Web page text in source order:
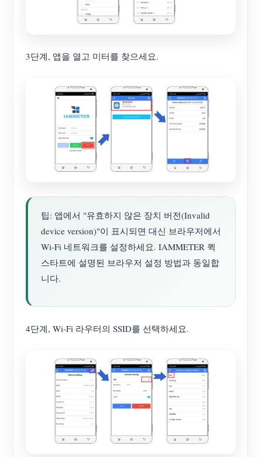
3단계, 앱을 열고 미터를 찾으세요.
팁: 앱에서 "유효하지 않은 장치 버전(Invalid
device version)"이 표시되면 대신 브라우저에서
Wi-Fi 네트워크를 설정하세요. IAMMETER 퀵
스타트에 설명된 브라우저 설정 방법과 동일합
니다.
4단계, Wi-Fi 라우터의 SSID를 선택하세요.